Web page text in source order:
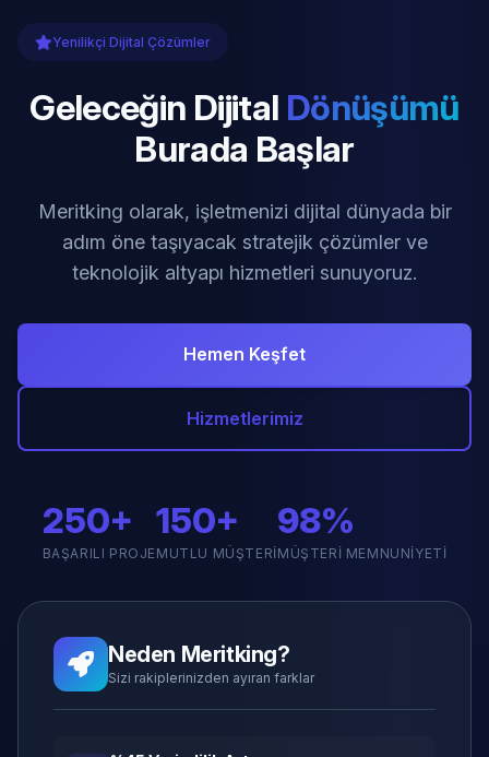
Yenilikçi Dijital Çözümler
Geleceğin Dijital Dönüşümü
Burada Başlar
Meritking olarak, işletmenizi dijital dünyada bir
adım öne taşıyacak stratejik çözümler ve
teknolojik altyapı hizmetleri sunuyoruz.
Hemen Keşfet
Hizmetlerimiz
250+
BAŞARILI PROJE
150+
MUTLU MÜŞTERI
98%
MÜŞTERI MEMNUNIYETI
Neden Meritking?
Sizi rakiplerinizden ayıran farklar